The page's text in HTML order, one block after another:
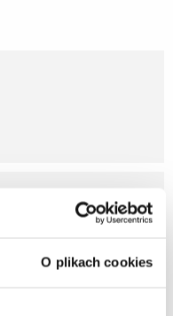
O plikach cookies